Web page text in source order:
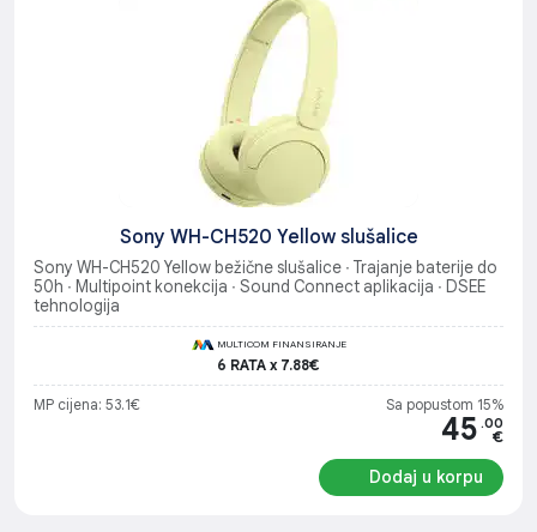
Sony WH-CH520 Yellow slušalice
Sony WH-CH520 Yellow bežične slušalice ∙ Trajanje baterije do
50h ∙ Multipoint konekcija ∙ Sound Connect aplikacija ∙ DSEE
tehnologija
MULTICOM FINANSIRANJE
6 RATA x 7.88€
MP cijena: 53.1€ Sa popustom 15%
45 .00
€
Dodaj u korpu